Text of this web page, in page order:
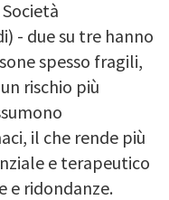
- due su tre hanno
spesso fragili,
rischio più
il che rende più
e terapeutico
e ridondanze.